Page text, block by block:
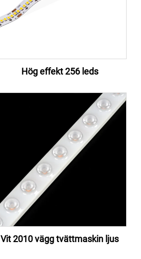
Hög effekt 256 leds
Vit 2010 vägg tvättmaskin ljus